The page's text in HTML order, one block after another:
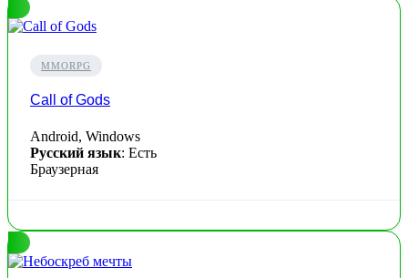
MMORPG
Call of Gods
Android, Windows
Русский язык: Есть
Браузерная